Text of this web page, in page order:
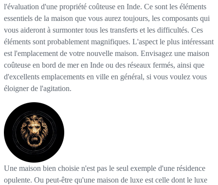
l'évaluation d'une propriété coûteuse en Inde. Ce sont les éléments
essentiels de la maison que vous aurez toujours, les composants qui
vous aideront à surmonter tous les transferts et les difficultés. Ces
éléments sont probablement magnifiques. L'aspect le plus intéressant
est l'emplacement de votre nouvelle maison. Envisagez une maison
coûteuse en bord de mer en Inde ou des réseaux fermés, ainsi que
d'excellents emplacements en ville en général, si vous voulez vous
éloigner de l'agitation.
Une maison bien choisie n'est pas le seul exemple d'une résidence
opulente. Ou peut-être qu'une maison de luxe est celle dont le luxe